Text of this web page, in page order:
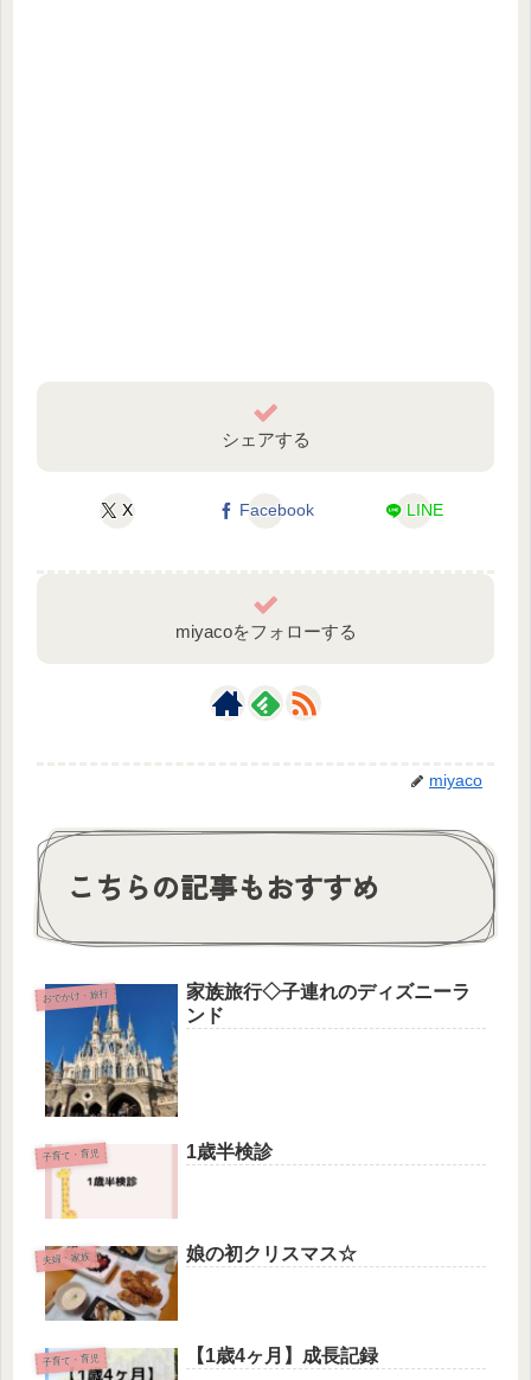
シェアする
X Facebook LINE
miyacoをフォローする
miyaco
こちらの記事もおすすめ
おでかけ・旅行
家族旅行◇子連れのディズニーラ
ンド
子育て・育児 1歳半検診
夫婦・家族 娘の初クリスマス☆
子育て・育児 【1歳4ヶ月】成長記録